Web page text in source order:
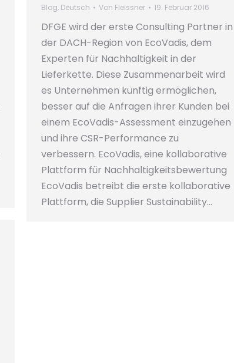
Blog, Deutsch Von Fleissner 19. Februar 2016
DFGE wird der erste Consulting Partner in
der DACH-Region von EcoVadis, dem
Experten für Nachhaltigkeit in der
Lieferkette. Diese Zusammenarbeit wird
es Unternehmen künftig ermöglichen,
besser auf die Anfragen ihrer Kunden bei
einem EcoVadis-Assessment einzugehen
und ihre CSR-Performance zu
verbessern. EcoVadis, eine kollaborative
Plattform für Nachhaltigkeitsbewertung
EcoVadis betreibt die erste kollaborative
Plattform, die Supplier Sustainability…